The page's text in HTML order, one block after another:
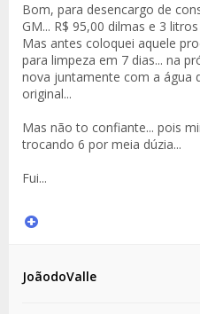
Bom, para desencargo de
GM... R$ 95,00 dilmas e 3
Mas antes coloquei aquele
para limpeza em 7 dias... na
nova juntamente com a água
original...
Mas não to confiante... pois
trocando 6 por meia dúzia...
Fui...
JoãodoValle